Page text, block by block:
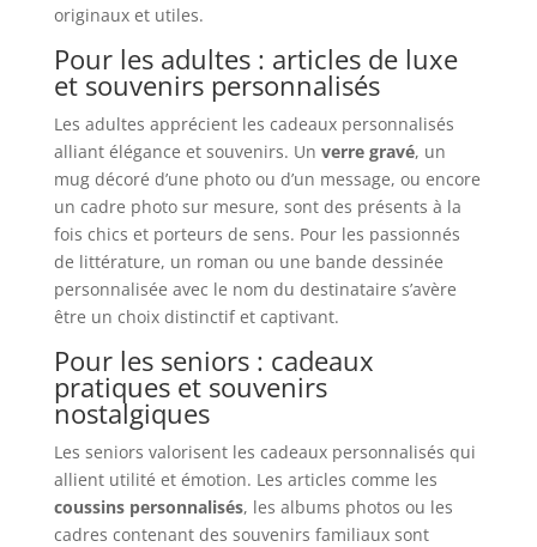
originaux et utiles.
Pour les adultes : articles de luxe
et souvenirs personnalisés
Les adultes apprécient les cadeaux personnalisés
alliant élégance et souvenirs. Un verre gravé, un
mug décoré d’une photo ou d’un message, ou encore
un cadre photo sur mesure, sont des présents à la
fois chics et porteurs de sens. Pour les passionnés
de littérature, un roman ou une bande dessinée
personnalisée avec le nom du destinataire s’avère
être un choix distinctif et captivant.
Pour les seniors : cadeaux
pratiques et souvenirs
nostalgiques
Les seniors valorisent les cadeaux personnalisés qui
allient utilité et émotion. Les articles comme les
coussins personnalisés, les albums photos ou les
cadres contenant des souvenirs familiaux sont